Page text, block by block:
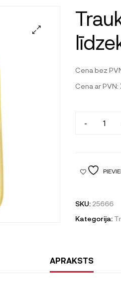
Cena bez
Cena ar PVN:
-
SKU: 25666
Kategorija:
APRAKSTS